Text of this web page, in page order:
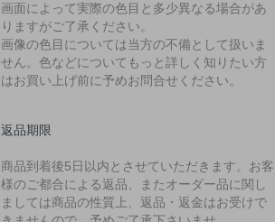
画面によって実際の色目と多少異なる場合があ
りますがご了承ください。
画像の色目については当方の不備として扱いま
せん。色などについてもっと詳しく知りたい方
はお買い上げ前に予めお問合せください。
返品期限
商品到着後5日以内とさせていただきます。お客
様のご都合による返品、またオーダー品に関し
ましては商品の性質上、返品・返金はお受けで